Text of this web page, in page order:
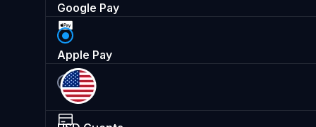
Google Pay
Apple Pay